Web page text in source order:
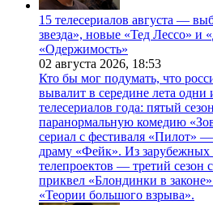
15 телесериалов августа —
звезда», новые «Тед Лессо» и
«Одержимость»
02 августа 2026, 18:53
Кто бы мог подумать, что
вывалит в середине лета
телесериалов года: пятый
паранормальную комедию
сериал с фестиваля «Пилот»
драму «Фейк». Из
телепроектов — третий сезон
приквел «Блондинки в
«Теории большого взрыва».